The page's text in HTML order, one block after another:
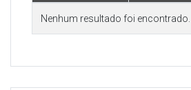
Nenhum resultado foi encontrado.